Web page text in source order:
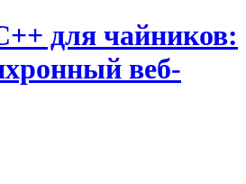
для чайников:
веб-